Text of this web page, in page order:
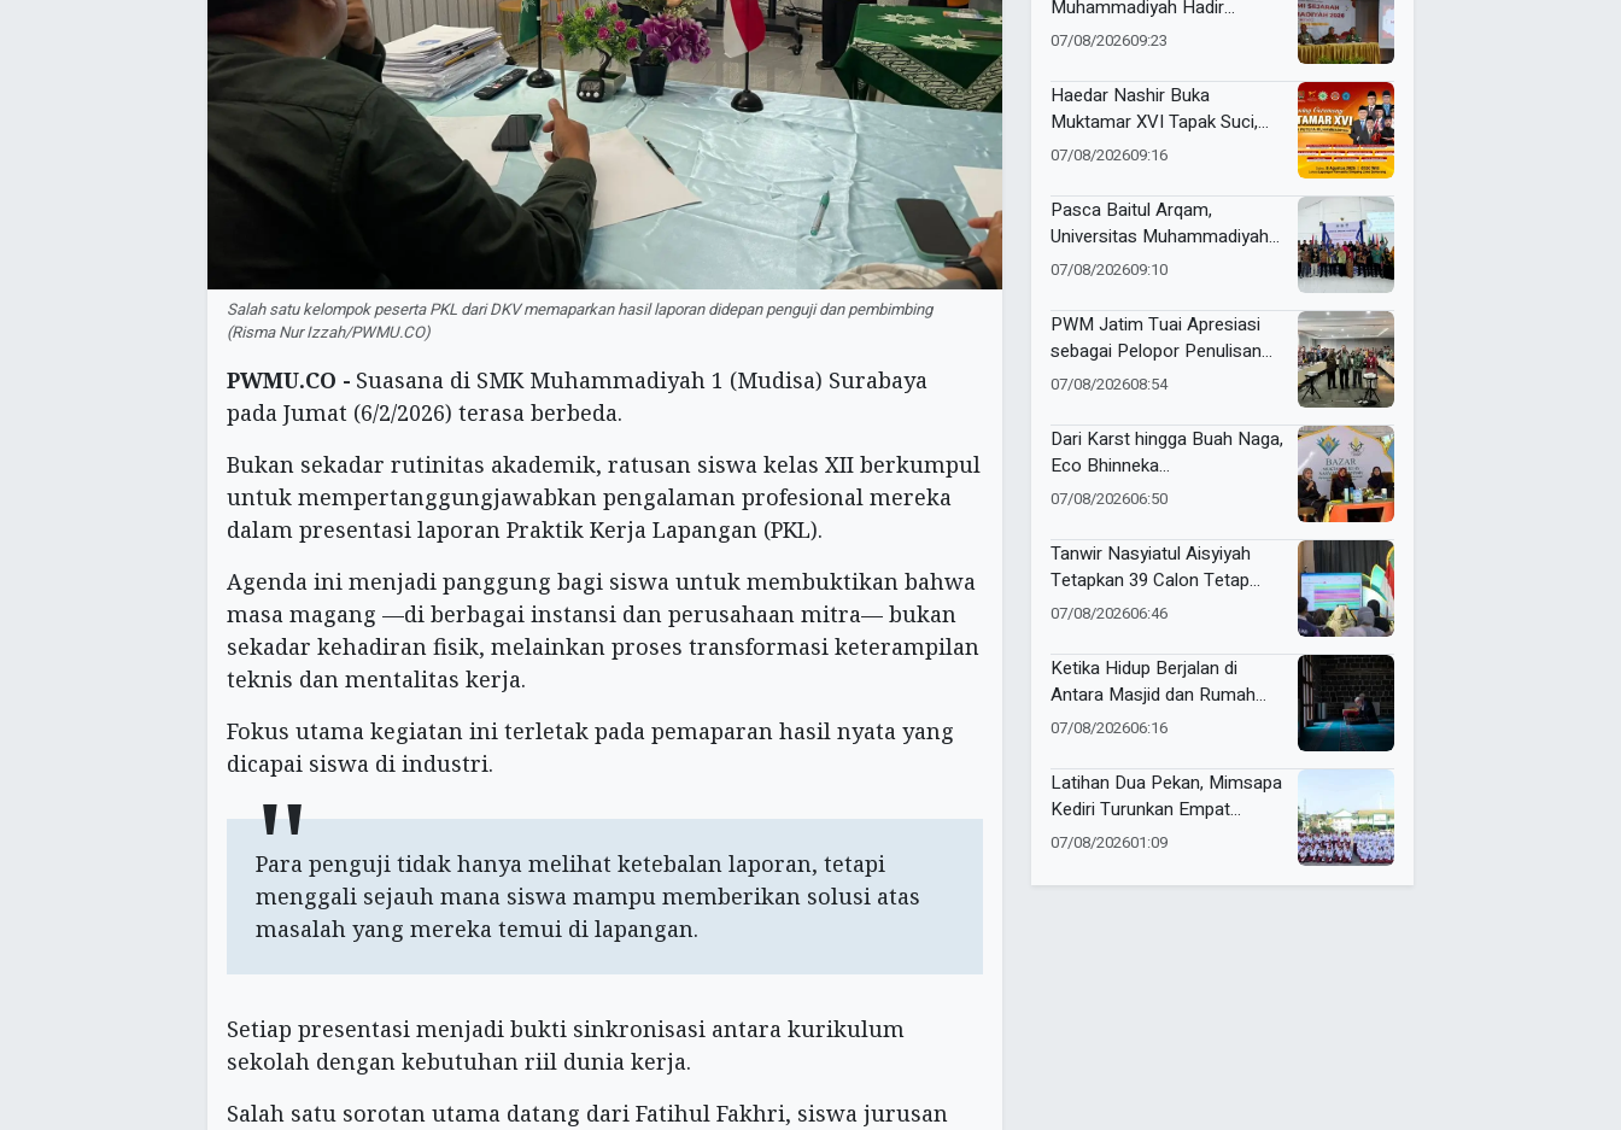
Salah satu kelompok peserta PKL dari DKV memaparkan hasil laporan didepan penguji dan pembimbing
(Risma Nur Izzah/PWMU.CO)
PWMU.CO - Suasana di SMK Muhammadiyah 1 (Mudisa) Surabaya
pada Jumat (6/2/2026) terasa berbeda.
Bukan sekadar rutinitas akademik, ratusan siswa kelas XII berkumpul
untuk mempertanggungjawabkan pengalaman profesional mereka
dalam presentasi laporan Praktik Kerja Lapangan (PKL).
Agenda ini menjadi panggung bagi siswa untuk membuktikan bahwa
masa magang —di berbagai instansi dan perusahaan mitra— bukan
sekadar kehadiran fisik, melainkan proses transformasi keterampilan
teknis dan mentalitas kerja.
Fokus utama kegiatan ini terletak pada pemaparan hasil nyata yang
dicapai siswa di industri.
Para penguji tidak hanya melihat ketebalan laporan, tetapi
menggali sejauh mana siswa mampu memberikan solusi atas
masalah yang mereka temui di lapangan.
Setiap presentasi menjadi bukti sinkronisasi antara kurikulum
sekolah dengan kebutuhan riil dunia kerja.
Salah satu sorotan utama datang dari Fatihul Fakhri, siswa jurusan
Muhammadiyah Hadir
Luruskan Akidah
07/08/202609:23
Haedar Nashir Buka
Muktamar XVI Tapak Suci,
Sejumlah Menteri dan Kapolri
07/08/202609:16
Pasca Baitul Arqam,
Universitas Muhammadiyah
Papua Barat Kawal RTL
07/08/202609:10
PWM Jatim Tuai Apresiasi
sebagai Pelopor Penulisan
Sejarah Muhammadiyah
07/08/202608:54
Dari Karst hingga Buah Naga,
Eco Bhinneka
Muhammadiyah Tunjukkan
Muktamar Nasyiatul Aisyiyah
07/08/202606:50
Tanwir Nasyiatul Aisyiyah
Tetapkan 39 Calon Tetap
PPNA 2026–2030, Pemilihan
07/08/202606:46
Ketika Hidup Berjalan di
Antara Masjid dan Rumah
Sakit
07/08/202606:16
Latihan Dua Pekan, Mimsapa
Kediri Turunkan Empat
Peleton pada LBB HUT Ke-
07/08/202601:09